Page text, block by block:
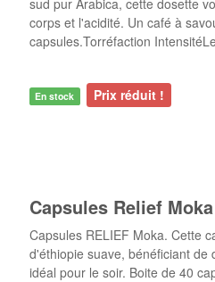
sud pur Arabica, cette dosette
corps et l'acidité. Un café à
capsules.Torréfaction
En stock Prix réduit !
Capsules Relief
Capsules RELIEF Moka. Cette
d'éthiopie suave, bénéficiant de
idéal pour le soir. Boite de 40